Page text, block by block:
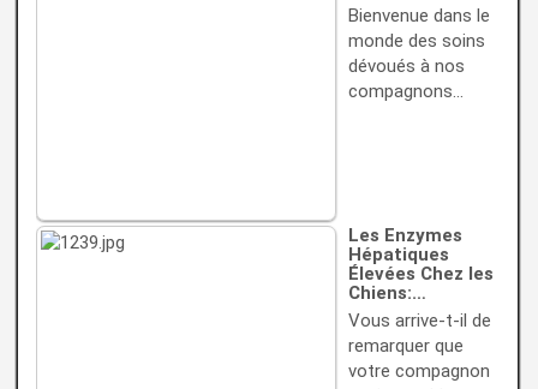
Bienvenue dans le
monde des soins
dévoués à nos
compagnons…
Les Enzymes
Hépatiques
Élevées Chez les
Chiens:…
Vous arrive-t-il de
remarquer que
votre compagnon